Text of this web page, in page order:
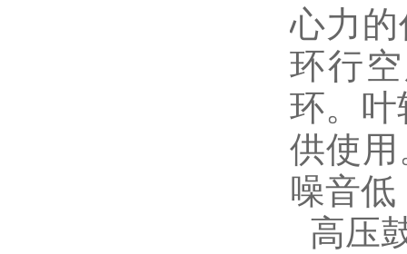
心力
环行
环。叶
供使
噪音
高压